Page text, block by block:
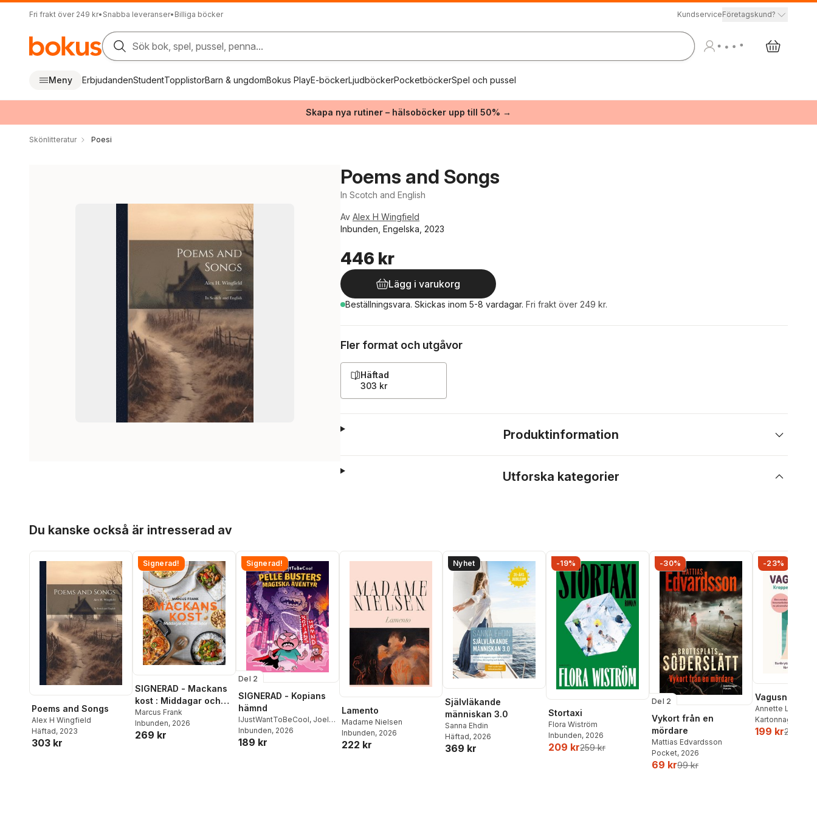
Fri frakt över 249 kr• Snabba leveranser• Billiga böcker KundserviceFöretagskund?
Sök bok, spel, pussel, penna...
Meny ErbjudandenStudentTopplistorBarn & ungdomBokus PlayE-böckerLjudböckerPocketböckerSpel och pussel
Skapa nya rutiner – hälsoböcker upp till 50% →
Skönlitteratur Poesi
Poems and Songs
In Scotch and English
Av Alex H Wingfield
Inbunden, Engelska, 2023
446 kr
Lägg i varukorg
Beställningsvara. Skickas inom 5-8 vardagar. Fri frakt över 249 kr.
Fler format och utgåvor
Häftad
303 kr
Produktinformation
Utforska kategorier
Du kanske också är intresserad av
Poems and Songs
Alex H Wingfield
Häftad, 2023
303 kr
Signerad!
SIGNERAD - Mackans
kost : Middagar och
matlådor
Marcus Frank
Inbunden, 2026
269 kr
Signerad!
Del 2
SIGNERAD - Kopians
hämnd
IJustWantToBeCool, Joel
Adolphson,Emil Ejdemo
Beer ,Victor Beer
Inbunden, 2026
189 kr
Lamento
Madame Nielsen
Inbunden, 2026
222 kr
Nyhet
Självläkande
människan 3.0
Sanna Ehdin
Häftad, 2026
369 kr
-19%
Stortaxi
Flora Wiström
Inbunden, 2026
209 kr259 kr
-30%
Del 2
Vykort från en
mördare
Mattias Edvardsson
Pocket, 2026
69 kr99 kr
-23%
Vagusnerven
Annette Løno
Kartonnage
199 kr259 kr